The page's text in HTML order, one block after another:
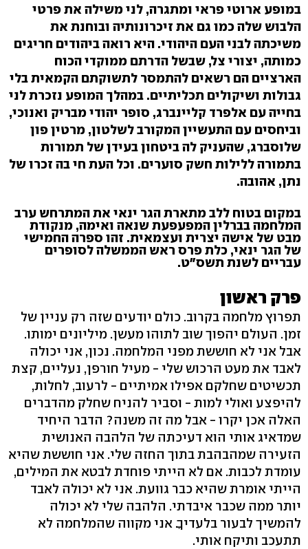
במופע ארוטי פראי ומתגרה, לני משילה את פרטי
הלבוש שלה כמו גם את זיכרונותיה ובוחנת את
משיכתה לבני העם היהודי. היא רואה ביהודים חריגים
כמותה, יצורי צל, שבשל הדרתם ממוקדי הכוח
הארציים הם רשאים להתמסר לתשוקתם הקמאית בלי
גבולות ושיקולים תכליתיים. במהלך המופע נזכרת לני
בחייה עם אלפרד קליינברג, סופר יהודי מבריק ואנוכי,
וביחסים עם התעשיין המקורב לשלטון, מרטין פון
שלוסברג, שהעניק לה ביטחון בעידן של תמורות
בתמורה ללילות חשק סוערים. וכל העת חי בה זכרו של
נתן, אהובה.
במקום בטוח ללב מתארת הגר ינאי את המתרחש ערב
המלחמה בברלין המפעפעת שנאה ואימה, מנקודת
מבט של אישה יצרית ועצמאית. זהו ספרה החמישי
של הגר ינאי, כלת פרס ראש הממשלה לסופרים
עבריים לשנת תשס"ט.
פרק ראשון
תפרוץ מלחמה בקרוב. כולם יודעים שזה רק עניין של
זמן. העולם יהפוך שוב לתוהו מעשן. מיליונים ימותו.
אבל אני לא חוששת מפני המלחמה. נכון, אני יכולה
לאבד את מעט הרכוש שלי - מעיל חורפן, נעליים, קצת
תכשיטים שחלקם אפילו אמיתיים - לרעוב, לחלות,
להיפצע ואולי למות - וסביר להניח שחלק מהדברים
האלה אכן יקרו - אבל מה זה משנה? הדבר היחיד
שמדאיג אותי הוא דעיכתה של הלהבה האנושית
הזעירה שמהבהבת בתוך החזה שלי. אני חוששת שהיא
עומדת לכבות. אם לא הייתי פוחדת לבטא את המילים,
הייתי אומרת שהיא כבר גוועת. אני לא יכולה לאבד
יותר ממה שכבר איבדתי. הלהבה שלי לא יכולה
להמשיך לבעור בלעדיךָ. אני מקווה שהמלחמה לא
תתעכב ותיקח אותי.